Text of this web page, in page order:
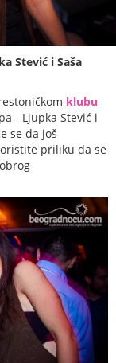
Stević i Saša
klubu
- Ljupka Stević i
se da još
priliku da se